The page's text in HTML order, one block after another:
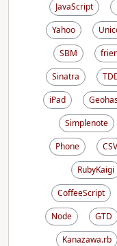
JavaScript
Yahoo
SBM
Sinatra
iPad
Simplenote
Phone
CSV
RubyKaigi
CoffeeScript
Node
GTD
Kanazawa.rb